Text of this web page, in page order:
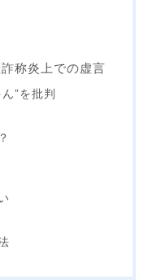
称炎上での虚言
”を批判